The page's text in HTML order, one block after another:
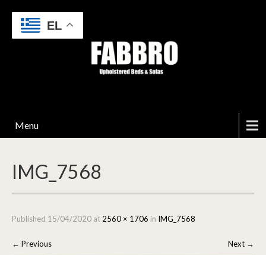
Menu
IMG_7568
Published 15/04/2020 at 2560 × 1706 in IMG_7568
← Previous Next →
EL